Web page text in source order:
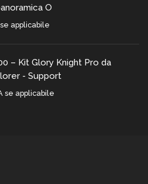
O
se applicabile
– Kit Glory Knight Pro da
- Support
se applicabile